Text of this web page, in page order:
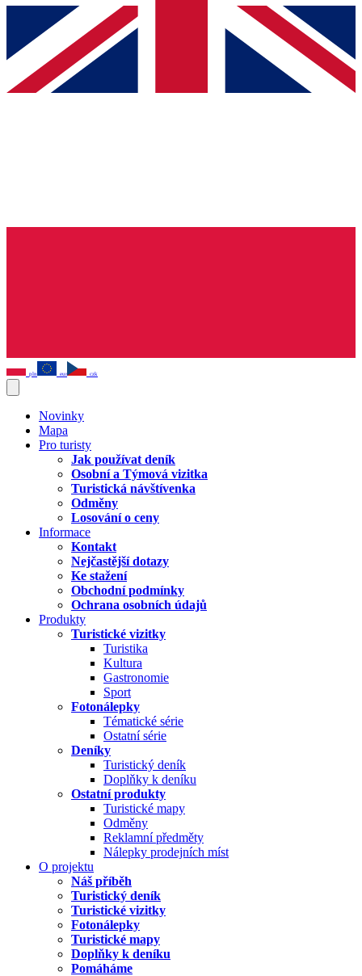
pln eur czk
Novinky
Mapa
Pro turisty
Jak používat deník
Osobní a Týmová vizitka
Turistická návštívenka
Odměny
Losování o ceny
Informace
Kontakt
Nejčastější dotazy
Ke stažení
Obchodní podmínky
Ochrana osobních údajů
Produkty
Turistické vizitky
Turistika
Kultura
Gastronomie
Sport
Fotonálepky
Tématické série
Ostatní série
Deníky
Turistický deník
Doplňky k deníku
Ostatní produkty
Turistické mapy
Odměny
Reklamní předměty
Nálepky prodejních míst
O projektu
Náš příběh
Turistický deník
Turistické vizitky
Fotonálepky
Turistické mapy
Doplňky k deníku
Pomáháme